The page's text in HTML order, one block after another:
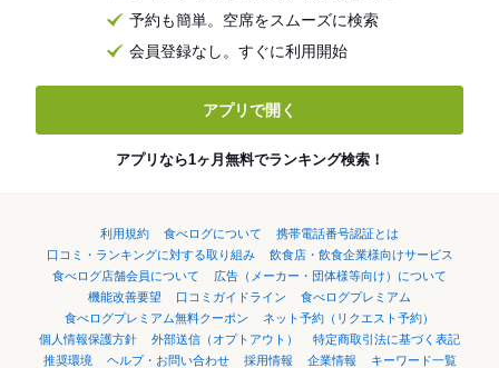
予約も簡単。空席をスムーズに検索
会員登録なし。すぐに利用開始
アプリで開く
アプリなら1ヶ月無料でランキング検索！
利用規約 食べログについて
携帯電話番号認証とは
口コミ・ランキングに対する取り組み
飲食店・飲食企業様向けサービス
食べログ店舗会員について
広告（メーカー・団体様等向け）について
機能改善要望
口コミガイドライン
食べログプレミアム
食べログプレミアム無料クーポン
ネット予約（リクエスト予約）
個人情報保護方針
外部送信（オプトアウト）
特定商取引法に基づく表記
推奨環境
ヘルプ・お問い合わせ 採用情報 企業情報 キーワード一覧